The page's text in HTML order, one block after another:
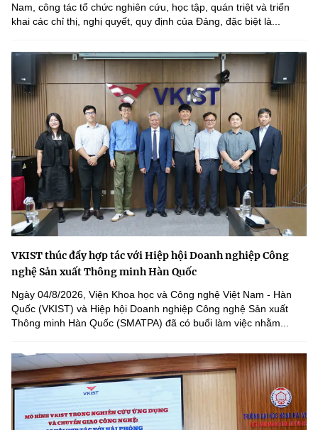
Nam, công tác tổ chức nghiên cứu, học tập, quán triệt và triển
khai các chỉ thị, nghị quyết, quy định của Đảng, đặc biệt là...
VKIST thúc đẩy hợp tác với Hiệp hội Doanh nghiệp Công
nghệ Sản xuất Thông minh Hàn Quốc
Ngày 04/8/2026, Viện Khoa học và Công nghệ Việt Nam - Hàn
Quốc (VKIST) và Hiệp hội Doanh nghiệp Công nghệ Sản xuất
Thông minh Hàn Quốc (SMATPA) đã có buổi làm việc nhằm...